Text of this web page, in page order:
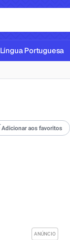
Língua Portuguesa
Adicionar aos favoritos